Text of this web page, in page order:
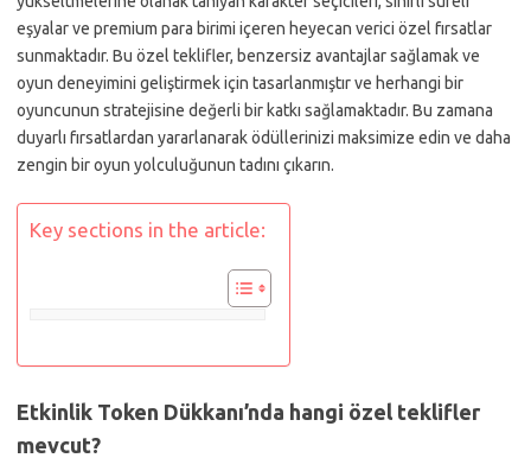
eşyalar ve premium para birimi içeren heyecan verici özel fırsatlar
sunmaktadır. Bu özel teklifler, benzersiz avantajlar sağlamak ve
oyun deneyimini geliştirmek için tasarlanmıştır ve herhangi bir
oyuncunun stratejisine değerli bir katkı sağlamaktadır. Bu zamana
duyarlı fırsatlardan yararlanarak ödüllerinizi maksimize edin ve daha
zengin bir oyun yolculuğunun tadını çıkarın.
Key sections in the article:
Etkinlik Token Dükkanı’nda hangi özel teklifler
mevcut?